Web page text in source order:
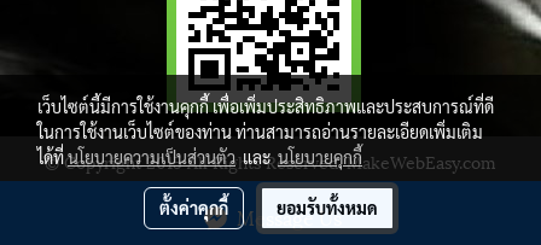
Message Us
© Copyright 2015 All Rights Reserved. MakeWebEasy.com
ผู้เข้าชมวันนี้ 1
เว็บไซต์นี้มีการใช้งานคุกกี้ เพื่อเพิ่มประสิทธิภาพและประสบการณ์ที่ดี
ในการใช้งานเว็บไซต์ของท่าน ท่านสามารถอ่านรายละเอียดเพิ่มเติม
ได้ที่นโยบายความเป็นส่วนตัวและนโยบายคุกกี้
ตั้งค่าคุกกี้ ยอมรับทั้งหมด